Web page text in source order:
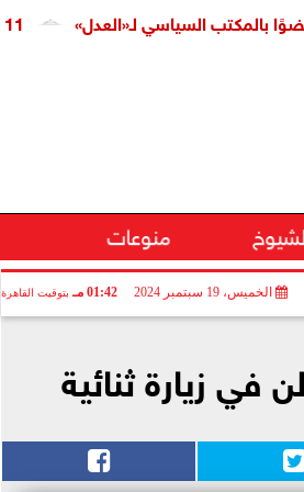
11 عامًا على افتتاح قناة السويس الجديدة.. النائبة مروة قنصوة: رؤية الدولة حولت الممر الملاحي إلى مركز اقتصادي عالمي السياسي لـ«العدل»
منوعات
الخميس، 19 سبتمبر 2024 01:42 مـ بتوقيت القاهرة
في زيارة ثنائية